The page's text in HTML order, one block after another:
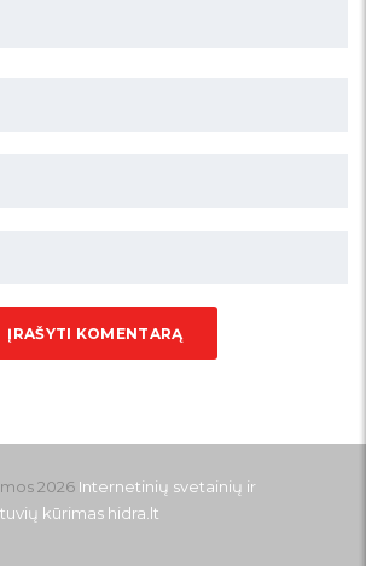
2026 Internetinių svetainių ir
kūrimas hidra.lt